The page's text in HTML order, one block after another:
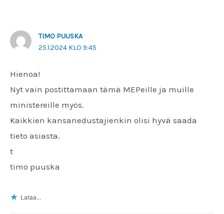
TIMO PUUSKA
25.1.2024 KLO 9:45
Hienoa!
Nyt vain postittamaan tämä MEPeille ja muille
ministereille myös.
Kaikkien kansanedustajienkin olisi hyvä saada
tieto asiasta.
t
timo puuska
Lataa...